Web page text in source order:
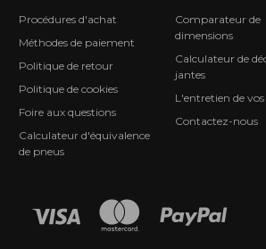
Procédures d'achat
Méthodes de paiement
Politique de retour
Politique de cookies
Foire aux questions
Calculateur d'équivalence
de pneus
Comparateur de
dimensions
Calculateur de
jantes
L'entretien de
Contactez-nous